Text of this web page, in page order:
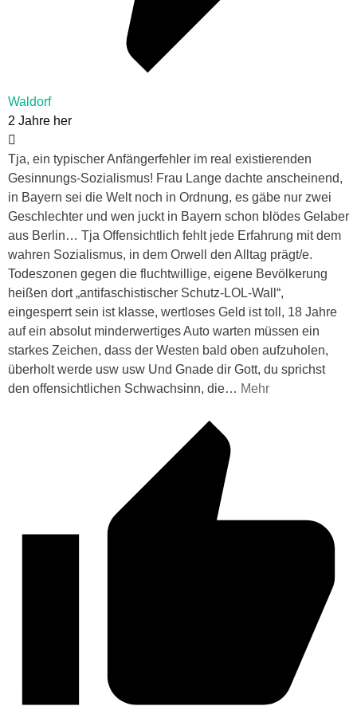
Waldorf
2 Jahre her
Tja, ein typischer Anfängerfehler im real existierenden
Gesinnungs-Sozialismus! Frau Lange dachte anscheinend,
in Bayern sei die Welt noch in Ordnung, es gäbe nur zwei
Geschlechter und wen juckt in Bayern schon blödes Gelaber
aus Berlin… Tja Offensichtlich fehlt jede Erfahrung mit dem
wahren Sozialismus, in dem Orwell den Alltag prägt/e.
Todeszonen gegen die fluchtwillige, eigene Bevölkerung
heißen dort „antifaschistischer Schutz-LOL-Wall“,
eingesperrt sein ist klasse, wertloses Geld ist toll, 18 Jahre
auf ein absolut minderwertiges Auto warten müssen ein
starkes Zeichen, dass der Westen bald oben aufzuholen,
überholt werde usw usw Und Gnade dir Gott, du sprichst
den offensichtlichen Schwachsinn, die… Mehr